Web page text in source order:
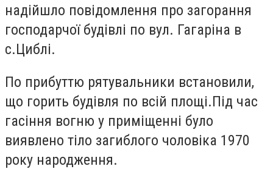
надійшло повідомлення про загорання
господарчої будівлі по вул. Гагаріна в
с.Циблі.
По прибуттю рятувальники встановили,
що горить будівля по всій площі.Під час
гасіння вогню у приміщенні було
виявлено тіло загиблого чоловіка 1970
року народження.